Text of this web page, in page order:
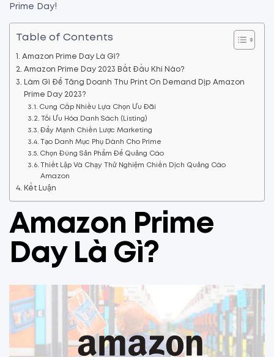
Prime Day!
Table of Contents
Amazon Prime Day Là Gì?
Amazon Prime Day 2023 Bắt Đầu Khi Nào?
Làm Gì Để Tăng Doanh Thu Print On Demand Dịp Amazon
Prime Day 2023?
Cung Cấp Nhiều Lựa Chọn Ưu Đãi
Tối Ưu Hóa Danh Sách (Listing)
Đẩy Mạnh Chiến Lược Marketing
Tạo Danh Mục Phụ Dành Cho Prime
Chọn Đúng Sản Phẩm Để Quảng Cáo
Thiết Lập Và Chạy Thử Nghiệm Chiến Dịch Quảng Cáo
Amazon
Kết Luận
Amazon Prime
Day Là Gì?